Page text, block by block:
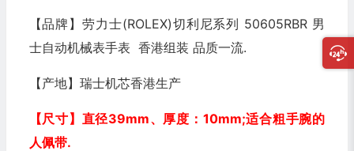
【品牌】劳力士(ROLEX)切利尼系列 50605RBR 男
士自动机械表手表 香港组装 品质一流.
【产地】瑞士机芯香港生产
【尺寸】直径39mm、厚度：10mm;适合粗手腕的
人佩带.